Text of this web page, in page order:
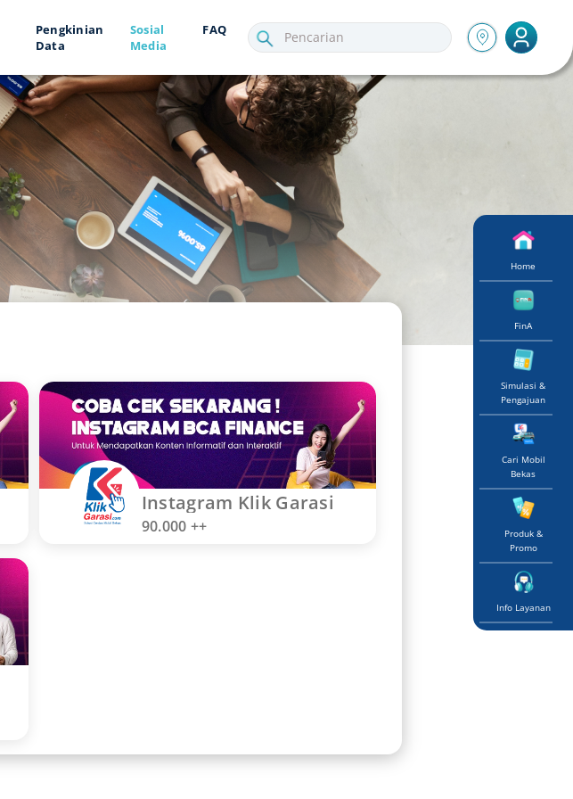
Pengkinian
Data
Sosial
Media
FAQ
Home
FinA
Simulasi &
Pengajuan
Cari Mobil
Bekas
Produk &
Promo
Info Layanan
Instagram Klik Garasi
90.000 ++